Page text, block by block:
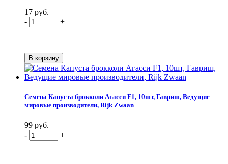
17 руб.
-
+
Семена Капуста брокколи Агасси F1, 10шт, Гавриш, Ведущие
мировые производители, Rijk Zwaan
99 руб.
-
+